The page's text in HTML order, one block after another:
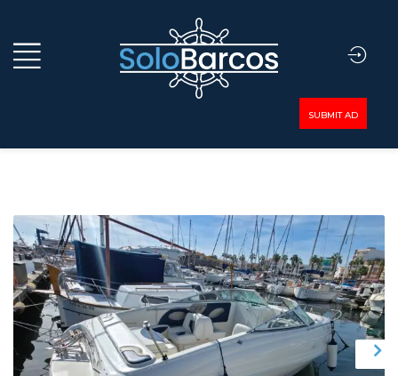
SUBMIT AD